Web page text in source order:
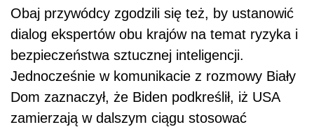
Obaj przywódcy zgodzili się też, by ustanowić
dialog ekspertów obu krajów na temat ryzyka i
bezpieczeństwa sztucznej inteligencji.
Jednocześnie w komunikacie z rozmowy Biały
Dom zaznaczył, że Biden podkreślił, iż USA
zamierzają w dalszym ciągu stosować